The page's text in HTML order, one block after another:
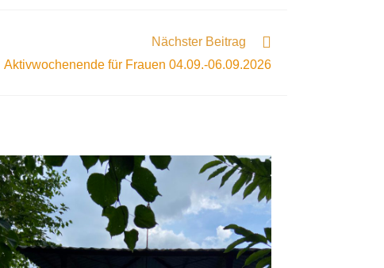
Nächster Beitrag
Aktivwochenende für Frauen 04.09.-06.09.2026